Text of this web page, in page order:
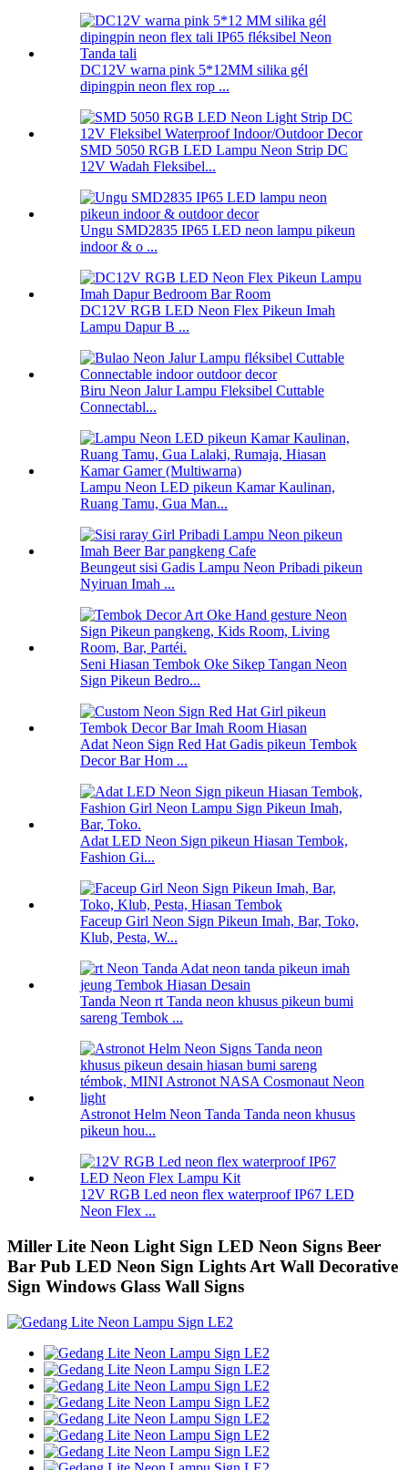
DC12V warna pink 5*12MM silika gél
dipingpin neon flex rop ...
SMD 5050 RGB LED Lampu Neon Strip DC
12V Wadah Fleksibel...
Ungu SMD2835 IP65 LED neon lampu pikeun
indoor & o ...
DC12V RGB LED Neon Flex Pikeun Imah
Lampu Dapur B ...
Biru Neon Jalur Lampu Fleksibel Cuttable
Connectabl...
Lampu Neon LED pikeun Kamar Kaulinan,
Ruang Tamu, Gua Man...
Beungeut sisi Gadis Lampu Neon Pribadi pikeun
Nyiruan Imah ...
Seni Hiasan Tembok Oke Sikep Tangan Neon
Sign Pikeun Bedro...
Adat Neon Sign Red Hat Gadis pikeun Tembok
Decor Bar Hom ...
Adat LED Neon Sign pikeun Hiasan Tembok,
Fashion Gi...
Faceup Girl Neon Sign Pikeun Imah, Bar, Toko,
Klub, Pesta, W...
Tanda Neon rt Tanda neon khusus pikeun bumi
sareng Tembok ...
Astronot Helm Neon Tanda Tanda neon khusus
pikeun hou...
12V RGB Led neon flex waterproof IP67 LED
Neon Flex ...
Miller Lite Neon Light Sign LED Neon Signs Beer
Bar Pub LED Neon Sign Lights Art Wall Decorative
Sign Windows Glass Wall Signs